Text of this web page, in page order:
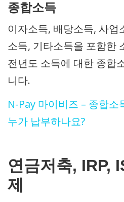
종합소득
이자소득, 배당소득, 사업
소득, 기타소득을 포함한
전년도 소득에 대한 종합
니다.
N-Pay 마이비즈 – 종합
누가 납부하나요?
연금저축, IRP,
제